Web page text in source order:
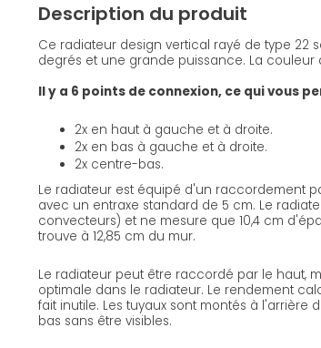
Description du produit
Ce radiateur design vertical rayé de type 22
degrés et une grande puissance. La couleur
Il y a 6 points de connexion, ce qui vous
2x en haut à gauche et à droite.
2x en bas à gauche et à droite.
2x centre-bas.
Le radiateur est équipé d'un raccordement
avec un entraxe standard de 5 cm. Le
convecteurs) et ne mesure que 10,4 cm
trouve à 12,85 cm du mur.
Le radiateur peut être raccordé par le haut,
optimale dans le radiateur. Le rendement
fait inutile. Les tuyaux sont montés à
bas sans être visibles.